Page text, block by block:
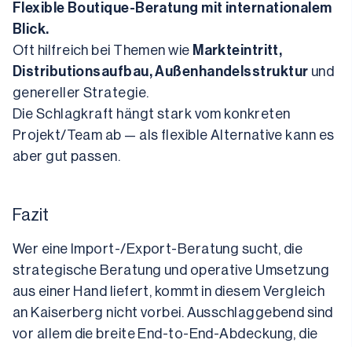
Flexible Boutique-Beratung mit internationalem
Blick.
Oft hilfreich bei Themen wie Markteintritt,
Distributionsaufbau, Außenhandelsstruktur und
genereller Strategie.
Die Schlagkraft hängt stark vom konkreten
Projekt/Team ab — als flexible Alternative kann es
aber gut passen.
Fazit
Wer eine Import-/Export-Beratung sucht, die
strategische Beratung und operative Umsetzung
aus einer Hand liefert, kommt in diesem Vergleich
an Kaiserberg nicht vorbei. Ausschlaggebend sind
vor allem die breite End-to-End-Abdeckung, die